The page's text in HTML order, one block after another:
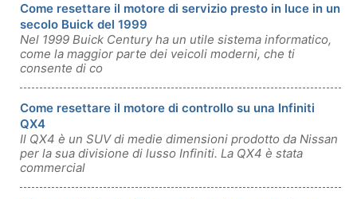
Come resettare il motore di servizio presto in luce in un
secolo Buick del 1999
Nel 1999 Buick Century ha un utile sistema informatico,
come la maggior parte dei veicoli moderni, che ti
consente di co
Come resettare il motore di controllo su una Infiniti
QX4
Il QX4 è un SUV di medie dimensioni prodotto da Nissan
per la sua divisione di lusso Infiniti. La QX4 è stata
commercial